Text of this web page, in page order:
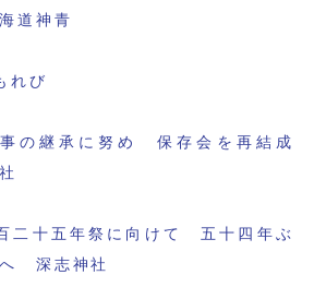
道神青
れび
の継承に努め 保存会を再結成
二十五年祭に向けて 五十四年ぶ
へ 深志神社